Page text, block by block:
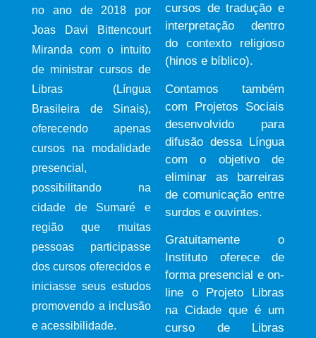
no ano de 2018 por
Joas Davi Bittencourt
Miranda com o intuito
de ministrar cursos de
Libras (Língua
Brasileira de Sinais),
oferecendo apenas
cursos na modalidade
presencial,
possibilitando na
cidade de Sumaré e
região que muitas
pessoas participasse
dos cursos oferecidos e
iniciasse seus estudos
promovendo a inclusão
e acessibilidade.
cursos de tradução e
interpretação dentro
do contexto religioso
(hinos e bíblico).
Contamos também
com Projetos Sociais
desenvolvido para
difusão dessa Língua
com o objetivo de
eliminar as barreiras
de comunicação entre
surdos e ouvintes.
Gratuitamente o
Instituto oferece de
forma presencial e on-
line o Projeto Libras
na Cidade que é um
curso de Libras